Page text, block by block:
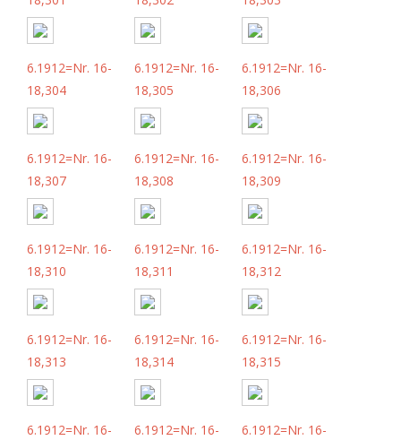
6.1912=Nr. 16-
18,304
6.1912=Nr. 16-
18,305
6.1912=Nr. 16-
18,306
6.1912=Nr. 16-
18,307
6.1912=Nr. 16-
18,308
6.1912=Nr. 16-
18,309
6.1912=Nr. 16-
18,310
6.1912=Nr. 16-
18,311
6.1912=Nr. 16-
18,312
6.1912=Nr. 16-
18,313
6.1912=Nr. 16-
18,314
6.1912=Nr. 16-
18,315
6.1912=Nr. 16-
6.1912=Nr. 16-
6.1912=Nr. 16-